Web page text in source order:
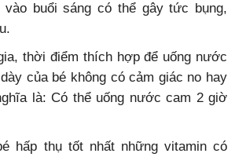
buổi sáng có thể gây tức bụng,
thời điểm thích hợp để uống nước
của bé không có cảm giác no hay
là: Có thể uống nước cam 2 giờ
hấp thụ tốt nhất những vitamin có